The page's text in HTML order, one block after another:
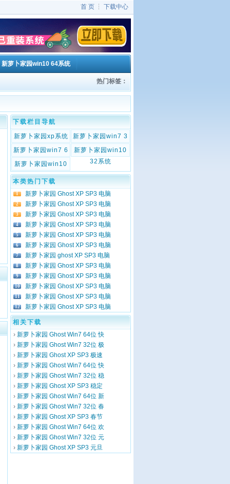
首 页 ┆ 下载中心
新萝卜家园win10 64系统
热门标签：
下载栏目导航
新萝卜家园xp系统
下载
新萝卜家园win7 3
2系统
新萝卜家园win7 6
4系统
新萝卜家园win10
32系统
新萝卜家园win10
64系统
本类热门下载
1 新萝卜家园 Ghost XP SP3 电脑
2 新萝卜家园 Ghost XP SP3 电脑
3 新萝卜家园 Ghost XP SP3 电脑
4 新萝卜家园 Ghost XP SP3 电脑
5 新萝卜家园 Ghost XP SP3 电脑
6 新萝卜家园 Ghost XP SP3 电脑
7 新萝卜家园 ghost XP SP3 电脑
8 新萝卜家园 Ghost XP SP3 电脑
9 新萝卜家园 Ghost XP SP3 电脑
10 新萝卜家园 Ghost XP SP3 电脑
11 新萝卜家园 Ghost XP SP3 电脑
12 新萝卜家园 Ghost XP SP3 电脑
相关下载
› 新萝卜家园 Ghost Win7 64位 快
› 新萝卜家园 Ghost Win7 32位 极
› 新萝卜家园 Ghost XP SP3 极速
› 新萝卜家园 Ghost Win7 64位 快
› 新萝卜家园 Ghost Win7 32位 稳
› 新萝卜家园 Ghost XP SP3 稳定
› 新萝卜家园 Ghost Win7 64位 新
› 新萝卜家园 Ghost Win7 32位 春
› 新萝卜家园 Ghost XP SP3 春节
› 新萝卜家园 Ghost Win7 64位 欢
› 新萝卜家园 Ghost Win7 32位 元
› 新萝卜家园 Ghost XP SP3 元旦